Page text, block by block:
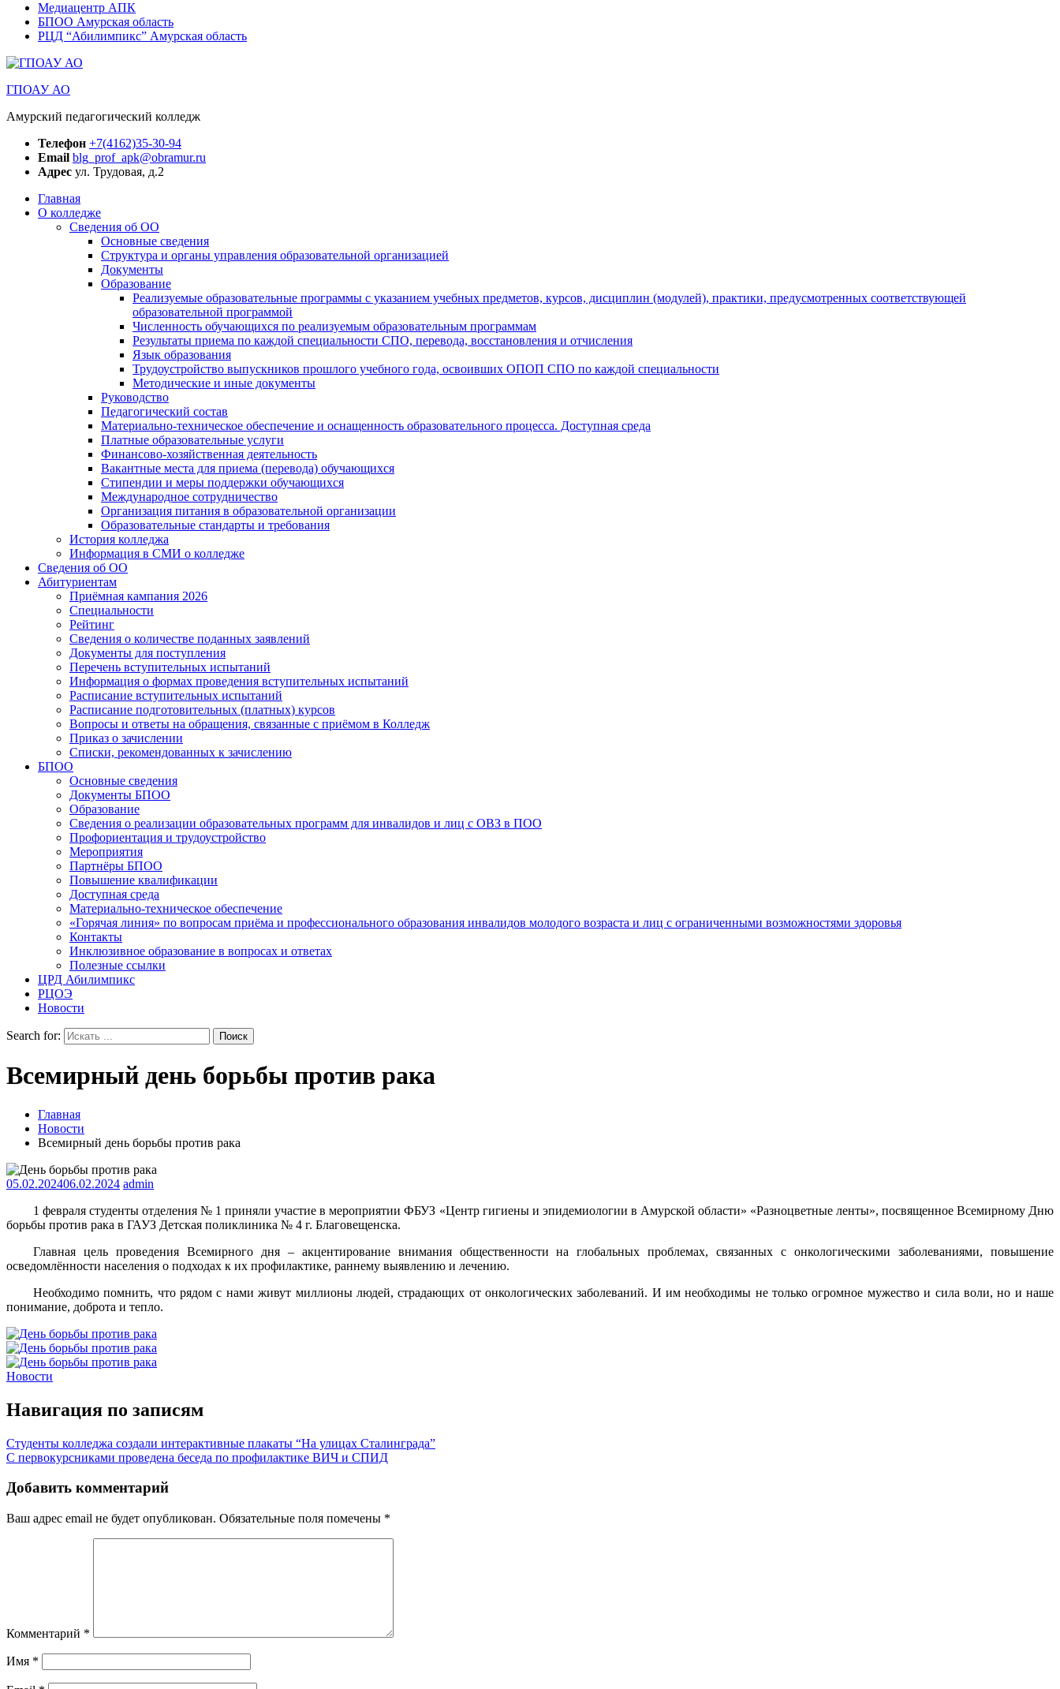
Медиацентр АПК
БПОО Амурская область
РЦД “Абилимпикс” Амурская область
ГПОАУ АО
Амурский педагогический колледж
Телефон +7(4162)35-30-94
Email blg_prof_apk@obramur.ru
Адрес ул. Трудовая, д.2
Главная
О колледже
Сведения об ОО
Основные сведения
Структура и органы управления образовательной организацией
Документы
Образование
Реализуемые образовательные программы с указанием учебных предметов, курсов, дисциплин (модулей), практики, предусмотренных соответствующей
образовательной программой
Численность обучающихся по реализуемым образовательным программам
Результаты приема по каждой специальности СПО, перевода, восстановления и отчисления
Язык образования
Трудоустройство выпускников прошлого учебного года, освоивших ОПОП СПО по каждой специальности
Методические и иные документы
Руководство
Педагогический состав
Материально-техническое обеспечение и оснащенность образовательного процесса. Доступная среда
Платные образовательные услуги
Финансово-хозяйственная деятельность
Вакантные места для приема (перевода) обучающихся
Стипендии и меры поддержки обучающихся
Международное сотрудничество
Организация питания в образовательной организации
Образовательные стандарты и требования
История колледжа
Информация в СМИ о колледже
Сведения об ОО
Абитуриентам
Приёмная кампания 2026
Специальности
Рейтинг
Сведения о количестве поданных заявлений
Документы для поступления
Перечень вступительных испытаний
Информация о формах проведения вступительных испытаний
Расписание вступительных испытаний
Расписание подготовительных (платных) курсов
Вопросы и ответы на обращения, связанные с приёмом в Колледж
Приказ о зачислении
Списки, рекомендованных к зачислению
БПОО
Основные сведения
Документы БПОО
Образование
Сведения о реализации образовательных программ для инвалидов и лиц с ОВЗ в ПОО
Профориентация и трудоустройство
Мероприятия
Партнёры БПОО
Повышение квалификации
Доступная среда
Материально-техническое обеспечение
«Горячая линия» по вопросам приёма и профессионального образования инвалидов молодого возраста и лиц с ограниченными возможностями здоровья
Контакты
Инклюзивное образование в вопросах и ответах
Полезные ссылки
ЦРД Абилимпикс
РЦОЭ
Новости
Search for:
Всемирный день борьбы против рака
Главная
Новости
Всемирный день борьбы против рака
05.02.202406.02.2024 admin
1 февраля студенты отделения № 1 приняли участие в мероприятии ФБУЗ «Центр гигиены и эпидемиологии в Амурской области» «Разноцветные ленты», посвященное Всемирному Дню
борьбы против рака в ГАУЗ Детская поликлиника № 4 г. Благовещенска.
Главная цель проведения Всемирного дня – акцентирование внимания общественности на глобальных проблемах, связанных с онкологическими заболеваниями, повышение
осведомлённости населения о подходах к их профилактике, раннему выявлению и лечению.
Необходимо помнить, что рядом с нами живут миллионы людей, страдающих от онкологических заболеваний. И им необходимы не только огромное мужество и сила воли, но и наше
понимание, доброта и тепло.
Новости
Навигация по записям
Студенты колледжа создали интерактивные плакаты “На улицах Сталинграда”
С первокурсниками проведена беседа по профилактике ВИЧ и СПИД
Добавить комментарий
Ваш адрес email не будет опубликован. Обязательные поля помечены *
Комментарий *
Имя *